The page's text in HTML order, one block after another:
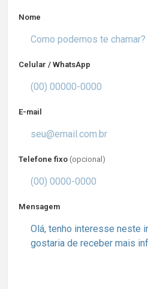
Nome
Celular / WhatsApp
E-mail
Telefone fixo (opcional)
Mensagem